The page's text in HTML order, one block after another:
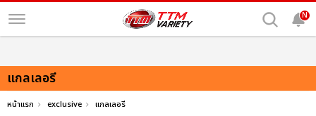
N
แกลเลอรี
หน้าแรก exclusive แกลเลอรี